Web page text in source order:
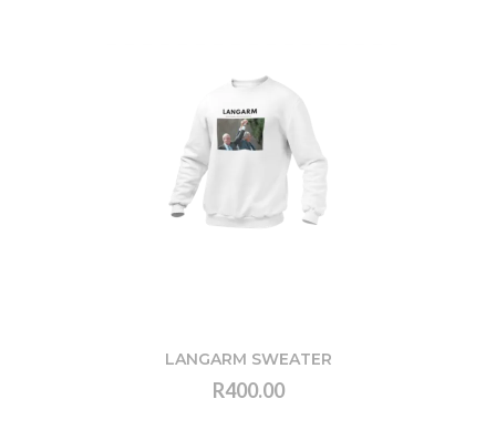
LANGARM SWEATER
R400.00